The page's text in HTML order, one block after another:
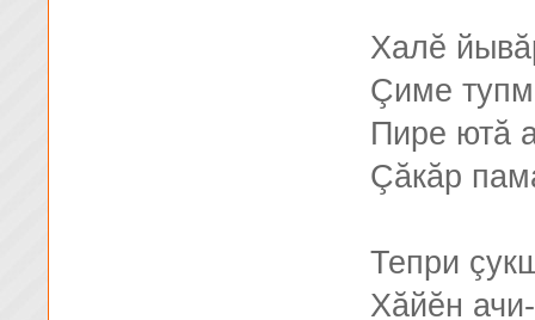
Халĕ
Çиме
Пире ютă
Çăкăр
Тепри
Хăйĕн